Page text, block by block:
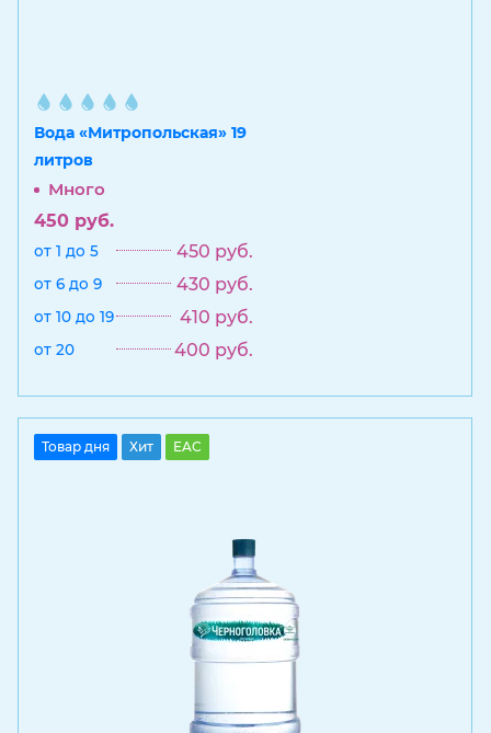
Вода «Митропольская» 19
литров
Много
450 руб.
от 1 до 5 450 руб.
от 6 до 9 430 руб.
от 10 до 19 410 руб.
от 20 400 руб.
Товар дня Хит EAC